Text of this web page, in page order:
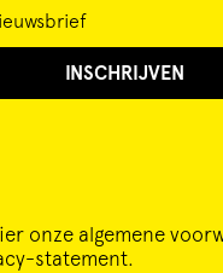
INSCHRIJVEN
onze algemene
statement.